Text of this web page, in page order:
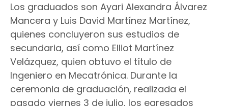
Los graduados son Ayari Alexandra Álvarez
Mancera y Luis David Martínez Martínez,
quienes concluyeron sus estudios de
secundaria, así como Elliot Martínez
Velázquez, quien obtuvo el título de
Ingeniero en Mecatrónica. Durante la
ceremonia de graduación, realizada el
pasado viernes 3 de julio, los egresados